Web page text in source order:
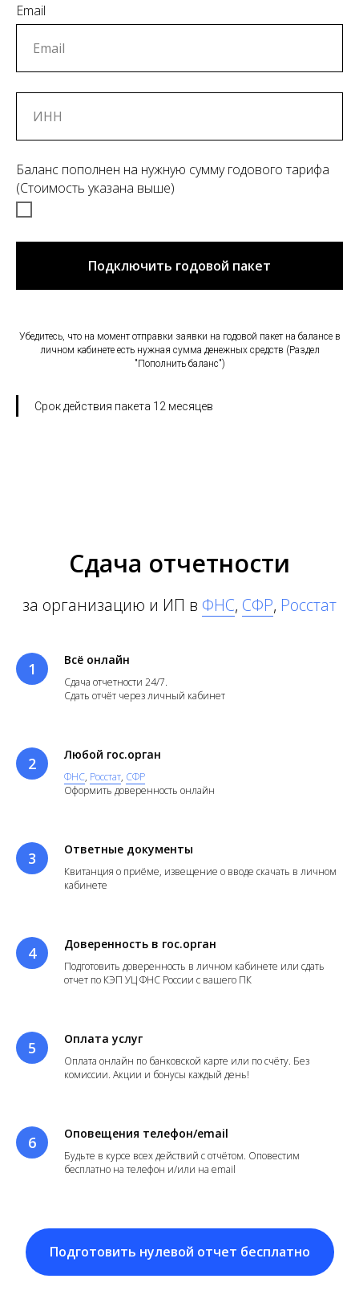
Email
Баланс пополнен на нужную сумму годового тарифа
(Стоимость указана выше)
Подключить годовой пакет
Убедитесь, что на момент отправки заявки на годовой пакет на балансе в
личном кабинете есть нужная сумма денежных средств (Раздел
"Пополнить баланс")
Срок действия пакета 12 месяцев
Сдача отчетности
за организацию и ИП в ФНС, СФР, Росстат
Всё онлайн
Сдача отчетности 24/7.
Сдать отчёт через личный кабинет
Любой гос.орган
ФНС, Росстат, СФР
Оформить доверенность онлайн
Ответные документы
Квитанция о приёме, извещение о вводе скачать в личном
кабинете
Доверенность в гос.орган
Подготовить доверенность в личном кабинете или сдать
отчет по КЭП УЦ ФНС России с вашего ПК
Оплата услуг
Оплата онлайн по банковской карте или по счёту. Без
комиссии. Акции и бонусы каждый день!
Оповещения телефон/email
Будьте в курсе всех действий с отчётом. Оповестим
бесплатно на телефон и/или на email
Подготовить нулевой отчет бесплатно